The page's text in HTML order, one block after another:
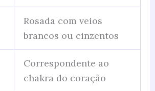
Rosada com veios
brancos ou cinzentos
Correspondente ao
chakra do coração